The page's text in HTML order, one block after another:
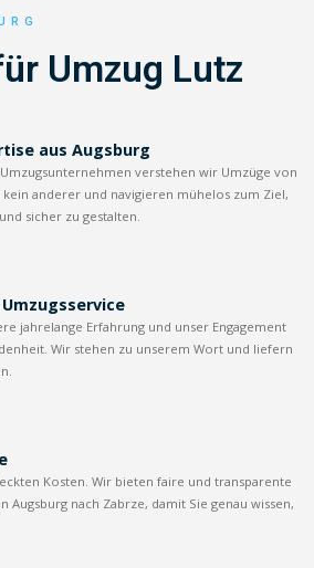
Umzug Lutz
aus Augsburg
Umzugsunternehmen verstehen wir Umzüge von
kein anderer und navigieren mühelos zum Ziel,
sicher zu gestalten.
jahrelange Erfahrung und unser Engagement
Wir stehen zu unserem Wort und liefern
Kosten. Wir bieten faire und transparente
Augsburg nach Zabrze, damit Sie genau wissen,